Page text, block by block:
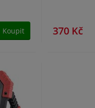
Koupit 370 Kč